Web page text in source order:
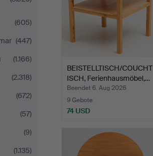
(605)
(447)
(1.166)
(2.318)
(672)
(57)
(9)
(1.135)
BEISTELLTISCH/COUCHT
ISCH, Ferienhausmöbel,…
Beendet 6. Aug 2026
9 Gebote
74 USD